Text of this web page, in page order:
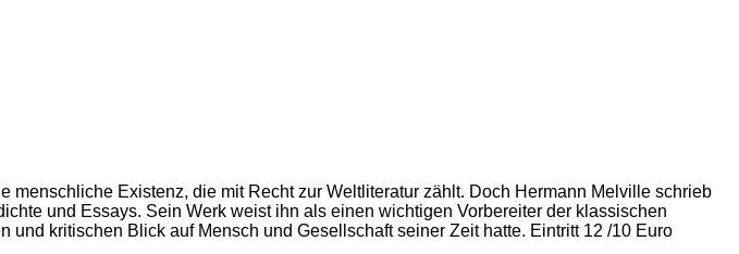
menschliche Existenz, die mit Recht zur Weltliteratur zählt. Doch Hermann Melville schrieb
und Essays. Sein Werk weist ihn als einen wichtigen Vorbereiter der klassischen
kritischen Blick auf Mensch und Gesellschaft seiner Zeit hatte. Eintritt 12 /10 Euro